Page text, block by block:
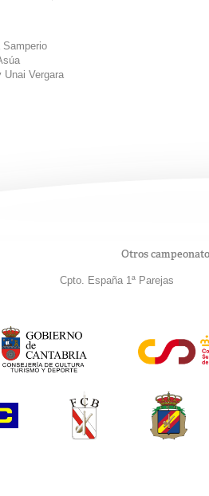
Samperio
Unai Vergara
Otros
Cpto. España 1ª Parejas